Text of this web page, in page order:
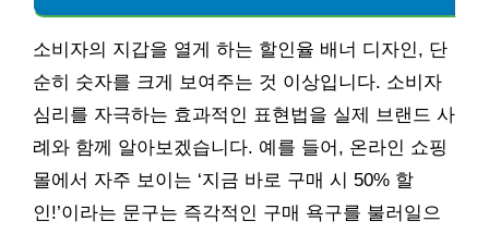
소비자의 지갑을 열게 하는 할인율 배너 디자인, 단
순히 숫자를 크게 보여주는 것 이상입니다. 소비자
심리를 자극하는 효과적인 표현법을 실제 브랜드 사
례와 함께 알아보겠습니다. 예를 들어, 온라인 쇼핑
몰에서 자주 보이는 ‘지금 바로 구매 시 50% 할
인!’이라는 문구는 즉각적인 구매 욕구를 불러일으